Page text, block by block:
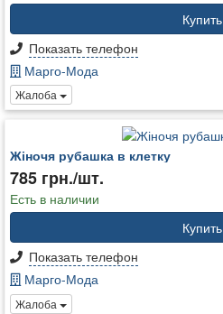
Купить
Показать телефон
Марго-Мода
Жалоба
Жіночя рубашка в клетку
785 грн./шт.
Есть в наличии
Купить
Показать телефон
Марго-Мода
Жалоба